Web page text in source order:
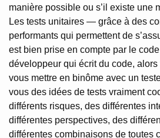
manière possible ou s’il existe une
Les tests unitaires — grâce à des
performants qui permettent de
est bien prise en compte par le
développeur qui écrit du code,
vous mettre en binôme avec un
vous des idées de tests vraiment
différents risques, des différentes
différentes perspectives, des
différentes combinaisons de toutes